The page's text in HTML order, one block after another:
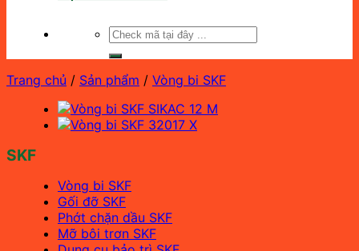
Tìm
Trang chủ / Sản phẩm / Vòng bi SKF
SKF
Vòng bi SKF
Gối đỡ SKF
Phớt chặn dầu SKF
Mỡ bôi trơn SKF